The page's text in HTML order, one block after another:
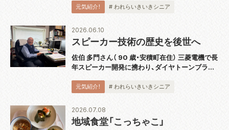
ケットを使用し、穴あきのプラスチックボールを
激...
元気紹介！ # われらいきいきシニア
スピーカー技術の歴史を後世へ
佐伯 多門さん（ 90 歳・安積町在住） 三菱電機で長
年スピーカー開発に携わり、ダイヤトーンブラン
に『スピーカー技術の 100 年』完結巻を出版し、
元気紹介！ # われらいきいきシニア
2026.06.10
地域食堂「こっちゃこ」
2026.07.08